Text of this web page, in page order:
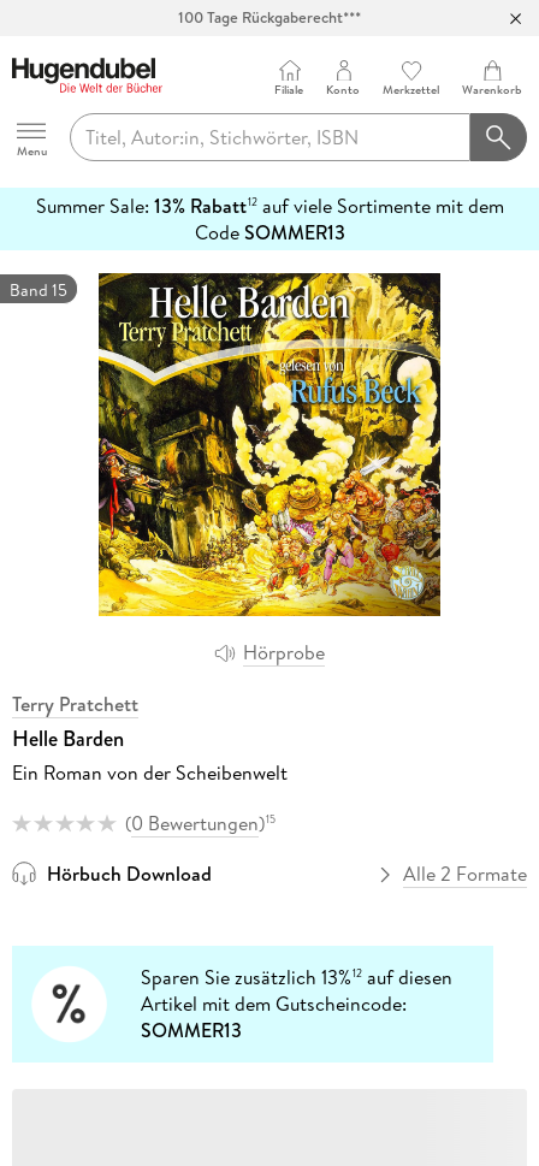
100 Tage Rückgaberecht***
Hugendubel
Menu
Filiale Konto Merkzettel Warenkorb
Summer Sale: 13% Rabatt12auf viele Sortimente mit dem
CodeSOMMER13
erfahren
Hörprobe
Band 15
Terry Pratchett
Helle Barden
Ein Roman von der Scheibenwelt
(0 Bewertungen)15
Hörbuch Download Alle 2 Formate
Sparen Sie zusätzlich 13%12 auf diesen
Artikel mit dem Gutscheincode:
SOMMER13